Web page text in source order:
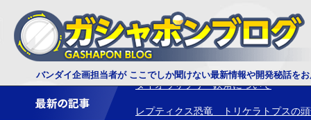
バンダイ企画担当者が ここでしか聞けない最新情報や開発秘話を
ダイオウサソリ 鋏角について